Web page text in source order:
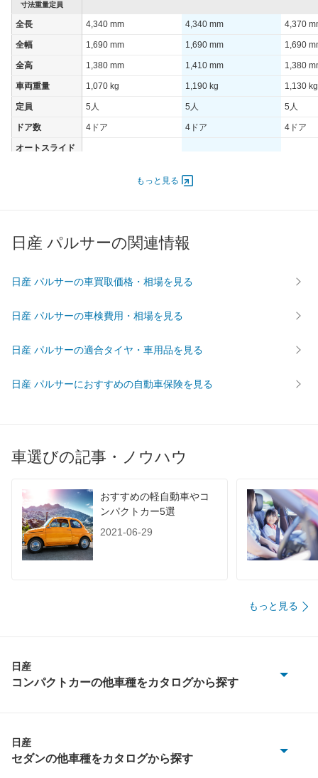
寸法重量定員
全長 4,340 mm 4,340 mm 4,370
全幅 1,690 mm 1,690 mm 1,690
全高 1,380 mm 1,410 mm 1,380
車両重量 1,070 kg 1,190 kg 1,130 kg
定員 5人 5人 5人
ドア数 4ドア 4ドア 4ドア
オートスライド
過給機 - -
前輪サイズ 165/80R13 165/80R13 165/
燃費
WLTC/郊外 - -
60km定地 -
装備オプション 装備詳細を見る 装備
もっと見る
日産 パルサーの関連情報
日産 パルサーの車買取価格・相場を見る
日産 パルサーの車検費用・相場を見る
日産 パルサーの適合タイヤ・車用品を見る
日産 パルサーにおすすめの自動車保険を見る
車選びの記事・ノウハウ
おすすめの軽自動車やコ
ンパクトカー5選
2021-06-29
もっと見る
日産
コンパクトカーの他車種をカタログから探す
ティーダ
日産
セダンの他車種をカタログから探す